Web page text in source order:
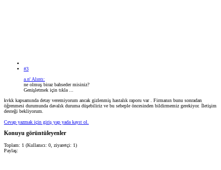
#3
a.n' Alıntı:
ne olmuş biraz bahseder misiniz?
Genişletmek için tıkla ...
kvkk kapsamında detay veremiyorum ancak gizlenmiş hastalık raporu var . Firmanın bunu sonradan
öğrenmesi durumunda davalık duruma düşebiliriz ve bu sebeple öncesinden bildirmemiz gerekiyor. İletişim
desteği bekliyorum.
Cevap yazmak için giriş yap yada kayıt ol.
Konuyu görüntüleyenler
Toplam: 1 (Kullanıcı: 0, ziyaretçi: 1)
Paylaş: